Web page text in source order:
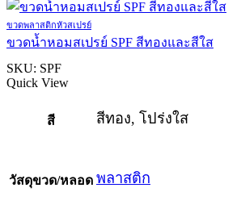
ขวดพลาสติกหัวสเปรย์
ขวดน้ำหอมสเปรย์ SPF สีทองและสีใส
SKU: SPF
Quick View
สี สีทอง, โปร่งใส
วัสดุขวด/หลอด พลาสติก